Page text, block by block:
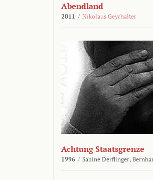
Abendland
2011 / Nikolaus Geyrhalter
Achtung Staatsgrenze
1996 / Sabine Derflinger,